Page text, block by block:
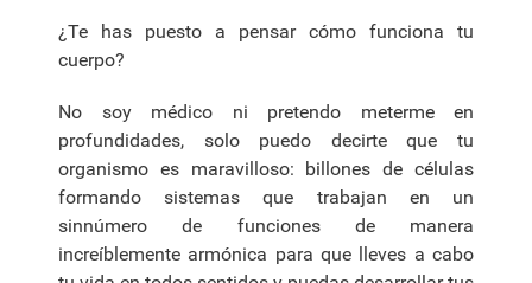
¿Te has puesto a pensar cómo funciona tu
cuerpo?
No soy médico ni pretendo meterme en
profundidades, solo puedo decirte que tu
organismo es maravilloso: billones de células
formando sistemas que trabajan en un
sinnúmero de funciones de manera
increíblemente armónica para que lleves a cabo